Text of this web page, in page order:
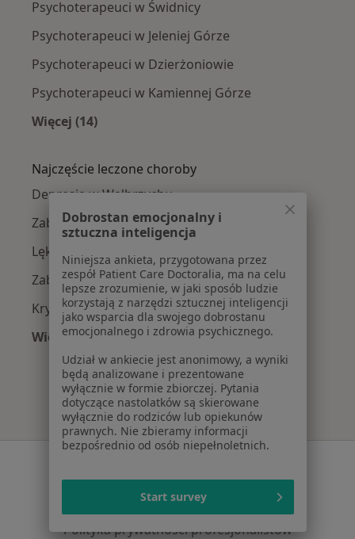
Psychoterapeuci w Świdnicy
Psychoterapeuci w Jeleniej Górze
Psychoterapeuci w Dzierżoniowie
Psychoterapeuci w Kamiennej Górze
Więcej (14)
Najczęście leczone choroby
Depresja w Wałbrzychu
Zaburzenia lękowe w Wałbrzychu
Lęki w Wałbrzychu
Zaburzenia emocjonalne w Wałbrzychu
Kryzys emocjonalny w Wałbrzychu
Więcej (15)
Więcej w kategorii: Najczęście leczone
Regulamin
Polityka prywatności pacjentów
Polityka prywatności profesjonalistów
Dobrostan emocjonalny i
sztuczna inteligencja
Niniejsza ankieta, przygotowana przez
zespół Patient Care Doctoralia, ma na celu
lepsze zrozumienie, w jaki sposób ludzie
korzystają z narzędzi sztucznej inteligencji
jako wsparcia dla swojego dobrostanu
emocjonalnego i zdrowia psychicznego.
Udział w ankiecie jest anonimowy, a wyniki
będą analizowane i prezentowane
wyłącznie w formie zbiorczej. Pytania
dotyczące nastolatków są skierowane
wyłącznie do rodziców lub opiekunów
prawnych. Nie zbieramy informacji
bezpośrednio od osób niepełnoletnich.
Start survey